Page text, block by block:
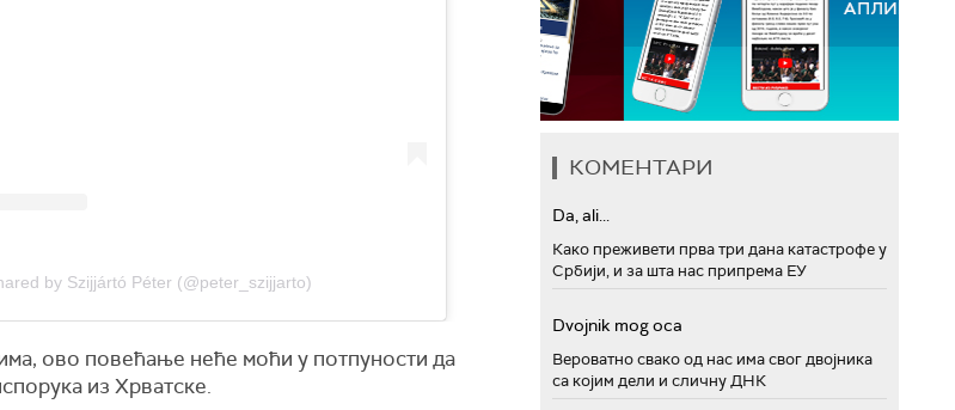
by Szijjártó Péter (@peter_szijjarto)
ово повећање неће моћи у потпуности да
из Хрватске.
КОМЕНТАРИ
Da, ali...
Како преживети прва три дана катастрофе у
Србији, и за шта нас припрема ЕУ
Dvojnik mog oca
Вероватно свако од нас има свог двојника
са којим дели и сличну ДНК